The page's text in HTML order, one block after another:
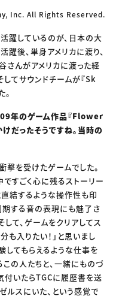
Inc. All Rights Reserved.
躍しているのが、日本の大
後、単身アメリカに渡り、
さんがアメリカに渡った経
してサウンドチームが『Sk
年のゲーム作品『Flower
だったそうですね。当時の
撃を受けたゲームでした。
すごく心に残るストーリー
結するような操作性も印
期する音の表現にも魅了さ
して、ゲームをクリアしてス
も入りたい！」と思いまし
してもらえるような仕事を
この人たちと、一緒にものづ
付いたらTGCに履歴書を送
ルスにいた、という感覚で